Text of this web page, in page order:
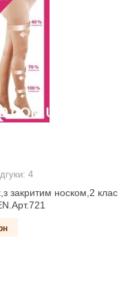
4
закритим носком,2 клас